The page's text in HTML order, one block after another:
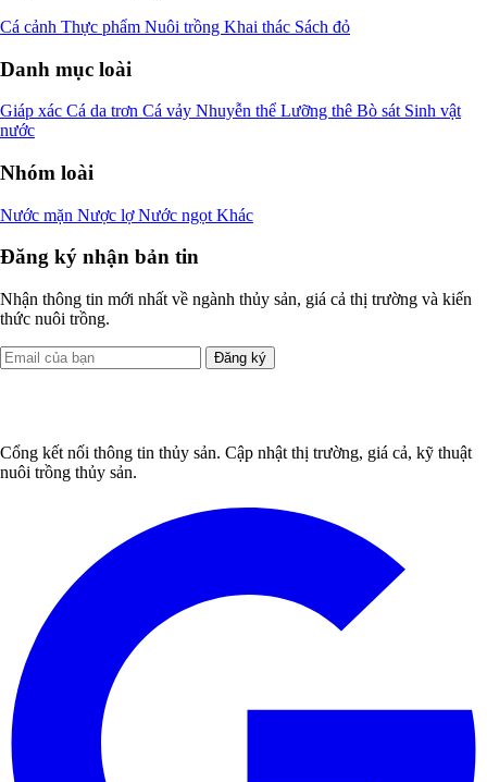
Cá cảnh Thực phẩm Nuôi trồng Khai thác Sách đỏ
Danh mục loài
Giáp xác Cá da trơn Cá vảy Nhuyễn thể Lưỡng thê Bò sát Sinh vật
nước
Nhóm loài
Nước mặn Nược lợNước ngọt Khác
Đăng ký nhận bản tin
Nhận thông tin mới nhất về ngành thủy sản, giá cả thị trường và kiến
thức nuôi trồng.
Đăng ký
Cổng kết nối thông tin thủy sản. Cập nhật thị trường, giá cả, kỹ thuật
nuôi trồng thủy sản.